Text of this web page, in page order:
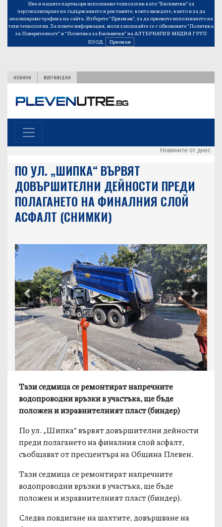
Ние и нашите партньори използваме технологии като “Бисквитки” за
персонализиране на съдържанието и рекламите, които виждате, както и за да
анализираме трафика на сайта. Изберете “Приемам”, за да приемете използването на
тези технологии. За повече информация, моля запознайте се с обновените“Политика
за Поверителност”и“Политика за Бисквитки”на АЛТЕРНАТИВ МЕДИЯ ГРУП
ЕООД.
Приемам
НОВИНИ МУЛТИМЕДИЯ
Новините от днес
ПО УЛ. „ШИПКА“ ВЪРВЯТ
ДОВЪРШИТЕЛНИ ДЕЙНОСТИ ПРЕДИ
ПОЛАГАНЕТО НА ФИНАЛНИЯ СЛОЙ
АСФАЛТ (СНИМКИ)
Previous Next
Тази седмица се ремонтират напречните
водопроводни връзки в участъка, ще бъде
положен и изравнителният пласт (биндер)
По ул. „Шипка“ вървят довършителни дейности
преди полагането на финалния слой асфалт,
съобщават от пресцентъра на Община Плевен.
Тази седмица се ремонтират напречните
водопроводни връзки в участъка, ще бъде
положен и изравнителният пласт (биндер).